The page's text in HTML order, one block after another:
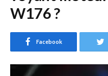
W176 ?
Facebook